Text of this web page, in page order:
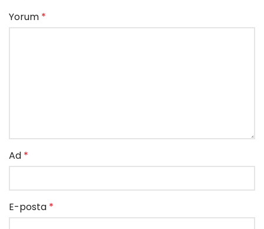
Yorum *
Ad *
E-posta *